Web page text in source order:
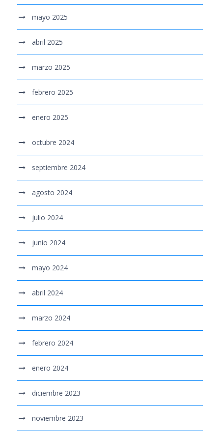
mayo 2025
abril 2025
marzo 2025
febrero 2025
enero 2025
octubre 2024
septiembre 2024
agosto 2024
julio 2024
junio 2024
mayo 2024
abril 2024
marzo 2024
febrero 2024
enero 2024
diciembre 2023
noviembre 2023